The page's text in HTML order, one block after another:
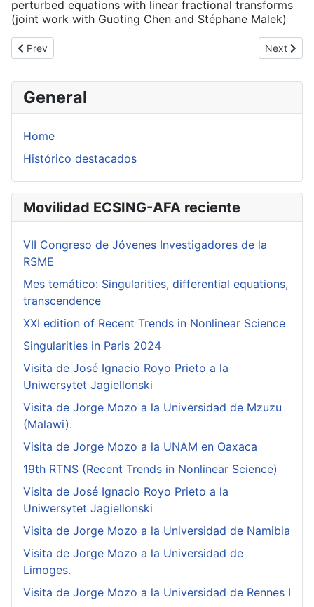
General
Home
Histórico destacados
Movilidad ECSING-AFA reciente
VII Congreso de Jóvenes Investigadores de la
RSME
Mes temático: Singularities, differential equations,
transcendence
XXI edition of Recent Trends in Nonlinear Science
Singularities in Paris 2024
Visita de José Ignacio Royo Prieto a la
Uniwersytet Jagiellonski
Visita de Jorge Mozo a la Universidad de Mzuzu
(Malawi).
Visita de Jorge Mozo a la UNAM en Oaxaca
19th RTNS (Recent Trends in Nonlinear Science)
Visita de José Ignacio Royo Prieto a la
Uniwersytet Jagiellonski
Visita de Jorge Mozo a la Universidad de Namibia
Visita de Jorge Mozo a la Universidad de
Limoges.
Visita de Jorge Mozo a la Universidad de Rennes I
perturbed equations with linear fractional transforms
(joint work with Guoting Chen and Stéphane Malek)
Previous article: SIM 113
Prev Next
Next